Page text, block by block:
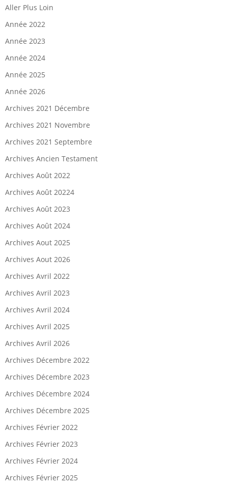
Aller Plus Loin
Année 2022
Année 2023
Année 2024
Année 2025
Année 2026
Archives 2021 Décembre
Archives 2021 Novembre
Archives 2021 Septembre
Archives Ancien Testament
Archives Août 2022
Archives Août 20224
Archives Août 2023
Archives Août 2024
Archives Aout 2025
Archives Aout 2026
Archives Avril 2022
Archives Avril 2023
Archives Avril 2024
Archives Avril 2025
Archives Avril 2026
Archives Décembre 2022
Archives Décembre 2023
Archives Décembre 2024
Archives Décembre 2025
Archives Février 2022
Archives Février 2023
Archives Février 2024
Archives Février 2025